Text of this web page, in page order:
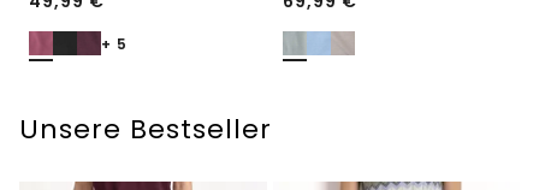
+ 5
Unsere Bestseller